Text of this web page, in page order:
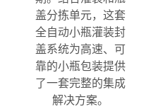
盖分拣单元，这套
全自动小瓶灌装封
盖系统为高速、可
靠的小瓶包装提供
了一套完整的集成
解决方案。